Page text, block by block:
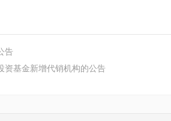
告
资基金新增代销机构的公告